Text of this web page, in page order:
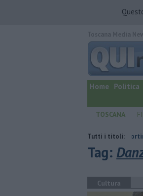
quotidiano online.
Home Politica
TOSCANA
Tutti i titoli:
Retiambiente, il dopo Fortini e lo
Tag:
Cultura